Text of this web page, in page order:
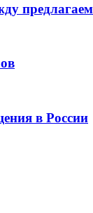
в России